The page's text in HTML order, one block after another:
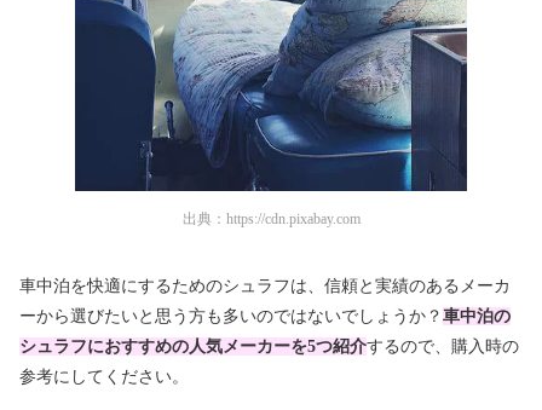
出典： https://cdn.pixabay.com
車中泊を快適にするためのシュラフは、信頼と実績のあるメーカ
ーから選びたいと思う方も多いのではないでしょうか？ 車中泊の
シュラフにおすすめの人気メーカーを5つ紹介するので、購入時の
参考にしてください。